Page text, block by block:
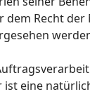
dem Recht
eine